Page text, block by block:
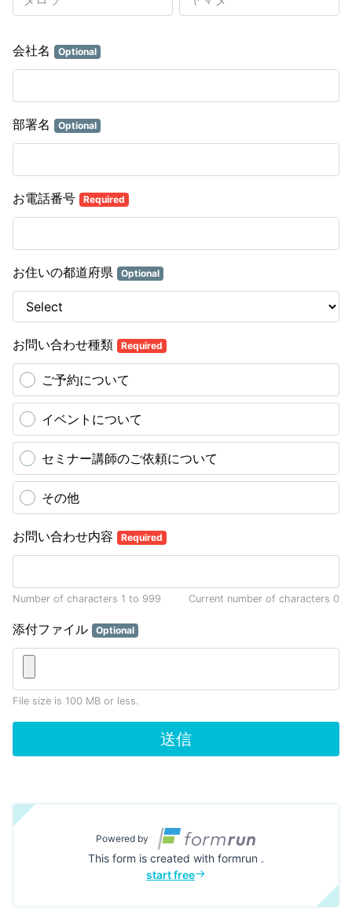
会社名 Optional
部署名 Optional
お電話番号 Required
お住いの都道府県 Optional
お問い合わせ種類 Required
ご予約について
イベントについて
セミナー講師のご依頼について
その他
お問い合わせ内容 Required
Number of characters 1 to 999 Current number of characters 0
添付ファイル Optional
File size is 100 MB or less.
送信
Powered by
This form is created with formrun .
start free